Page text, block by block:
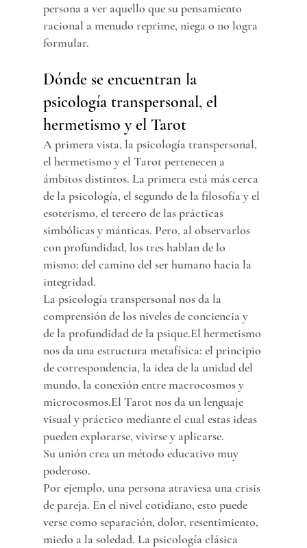
persona a ver aquello que su pensamiento
racional a menudo reprime, niega o no logra
formular.
Dónde se encuentran la
psicología transpersonal, el
hermetismo y el Tarot
A primera vista, la psicología transpersonal,
el hermetismo y el Tarot pertenecen a
ámbitos distintos. La primera está más cerca
de la psicología, el segundo de la filosofía y el
esoterismo, el tercero de las prácticas
simbólicas y mánticas. Pero, al observarlos
con profundidad, los tres hablan de lo
mismo: del camino del ser humano hacia la
integridad.
La psicología transpersonal nos da la
comprensión de los niveles de conciencia y
de la profundidad de la psique.El hermetismo
nos da una estructura metafísica: el principio
de correspondencia, la idea de la unidad del
mundo, la conexión entre macrocosmos y
microcosmos.El Tarot nos da un lenguaje
visual y práctico mediante el cual estas ideas
pueden explorarse, vivirse y aplicarse.
Su unión crea un método educativo muy
poderoso.
Por ejemplo, una persona atraviesa una crisis
de pareja. En el nivel cotidiano, esto puede
verse como separación, dolor, resentimiento,
miedo a la soledad. La psicología clásica